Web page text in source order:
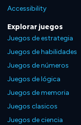
Accessibility
Explorar juegos
Juegos de estrategia
Juegos de habilidades
Juegos de números
Juegos de lógica
Juegos de memoria
Juegos clasicos
Juegos de ciencia